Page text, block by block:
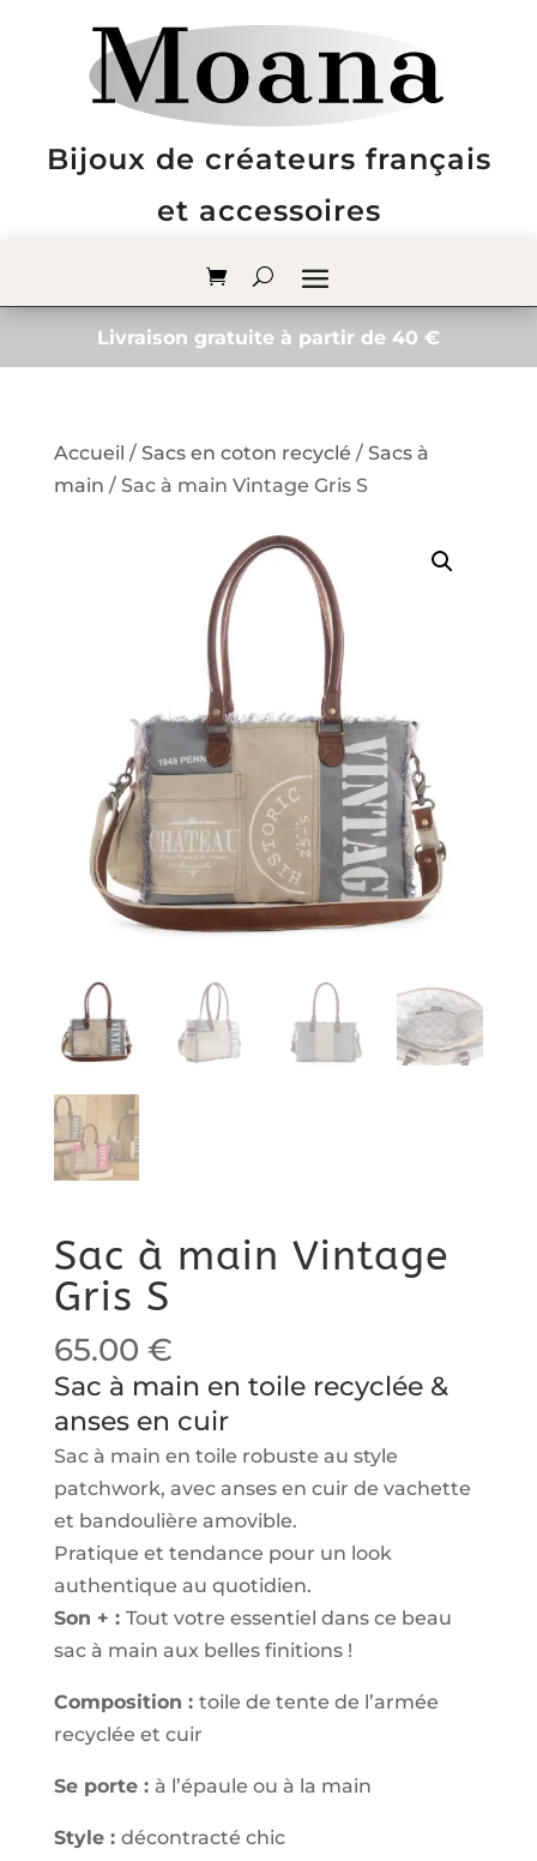
Bijoux de créateurs français
et accessoires
Livraison gratuite à partir de 40 €
Accueil / Sacs en coton recyclé / Sacs à
main / Sac à main Vintage Gris S
Sac à main Vintage
Gris S
65.00 €
Sac à main en toile recyclée &
anses en cuir
Sac à main en toile robuste au style
patchwork, avec anses en cuir de vachette
et bandoulière amovible.
Pratique et tendance pour un look
authentique au quotidien.
Son + : Tout votre essentiel dans ce beau
sac à main aux belles finitions !
Composition : toile de tente de l’armée
recyclée et cuir
Se porte : à l’épaule ou à la main
Style : décontracté chic